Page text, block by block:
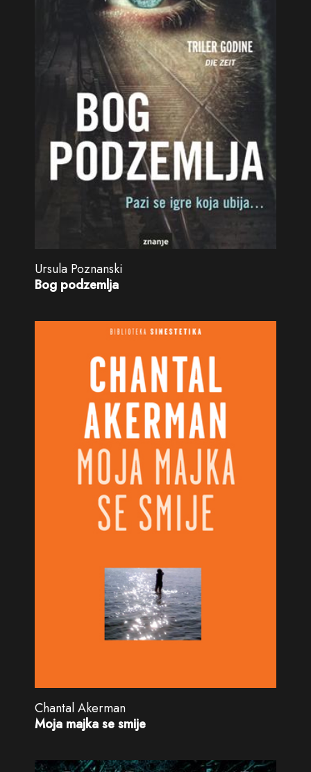
Ursula Poznanski
Bog podzemlja
Chantal Akerman
Moja majka se smije